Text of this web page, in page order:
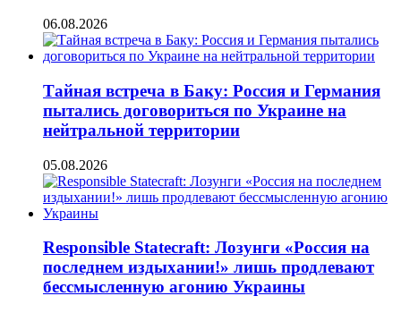
06.08.2026
Тайная встреча в Баку: Россия и Германия
пытались договориться по Украине на
нейтральной территории
05.08.2026
Responsible Statecraft: Лозунги «Россия на
последнем издыхании!» лишь продлевают
бессмысленную агонию Украины